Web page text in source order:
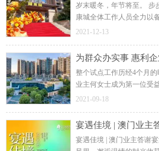
岁末暖冬，年节将至。 步
康城全体工作人员全力以
务，迎接业主们的到来。 暖心交付，未来生活的美好开篇
2021-12-13
为群众办实事 惠利
整个试点工作历经4个月
业主何女士成为第一位受
续跟随党和政府的号召，
2021-09-18
宴遇佳境 | 澳门业主
宴遇佳境 | 澳门业主答谢宴活动温暖